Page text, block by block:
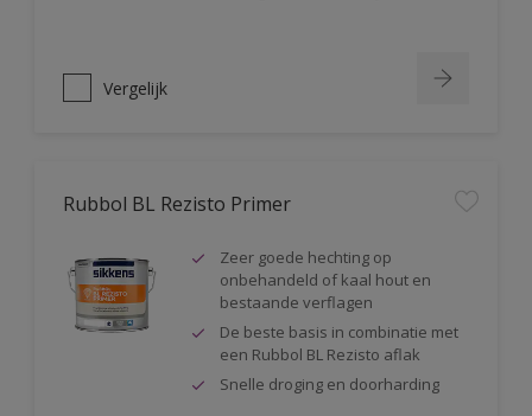
Vergelijk
Rubbol BL Rezisto Primer
Zeer goede hechting op
onbehandeld of kaal hout en
bestaande verflagen
De beste basis in combinatie met
een Rubbol BL Rezisto aflak
Snelle droging en doorharding